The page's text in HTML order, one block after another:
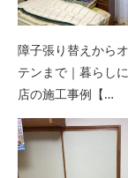
障子張り替えから
テンまで｜暮らし
店の施工事例【…